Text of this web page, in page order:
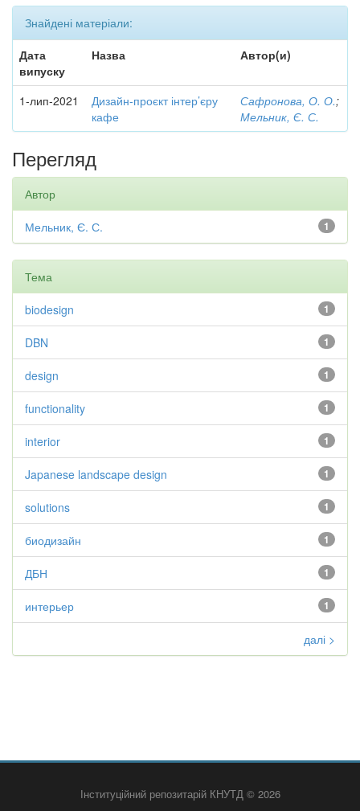
Знайдені матеріали:
Дата
випуску
Назва Автор(и)
1-лип-2021
Дизайн-проєкт інтер’єру
кафе
Сафронова, О. О.;
Мельник, Є. С.
Перегляд
Автор
1
Мельник, Є. С.
Тема
1
biodesign
1
DBN
1
design
1
functionality
1
interior
1
Japanese landscape design
1
solutions
1
биодизайн
1
ДБН
1
интерьер
далі >
Інституційний репозитарій КНУТД © 2026